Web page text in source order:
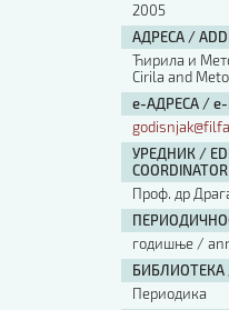
2005
АДРЕСА /
Ћирила и
Cirila and
е-АДРЕСА / e-
УРЕДНИК /
COORDINATOR
Проф. др
годишње /
БИБЛИОТЕКА
Периодика